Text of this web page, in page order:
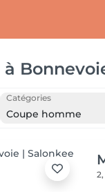
à
Catégories
Coupe homme